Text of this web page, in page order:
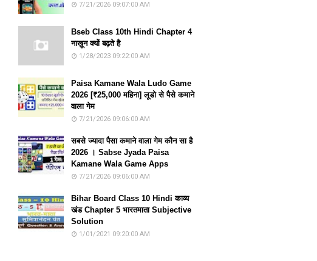
7/21/2026 09:07:00 AM
Bseb Class 10th Hindi Chapter 4
नाख़ून क्यों बढ़ते है
1/28/2023 09:22:00 AM
Paisa Kamane Wala Ludo Game
2026 [₹25,000 महिना] लूडो से पैसे कमाने
वाला गेम
7/21/2026 09:06:00 AM
सबसे ज्यादा पैसा कमाने वाला गेम कौन सा है
2026 । Sabse Jyada Paisa
Kamane Wala Game Apps
7/21/2026 09:06:00 AM
Bihar Board Class 10 Hindi काव्य
खंड Chapter 5 भारतमाता Subjective
Solution
1/01/2021 09:20:00 AM